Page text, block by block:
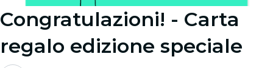
Congratulazioni! - Carta
regalo edizione speciale